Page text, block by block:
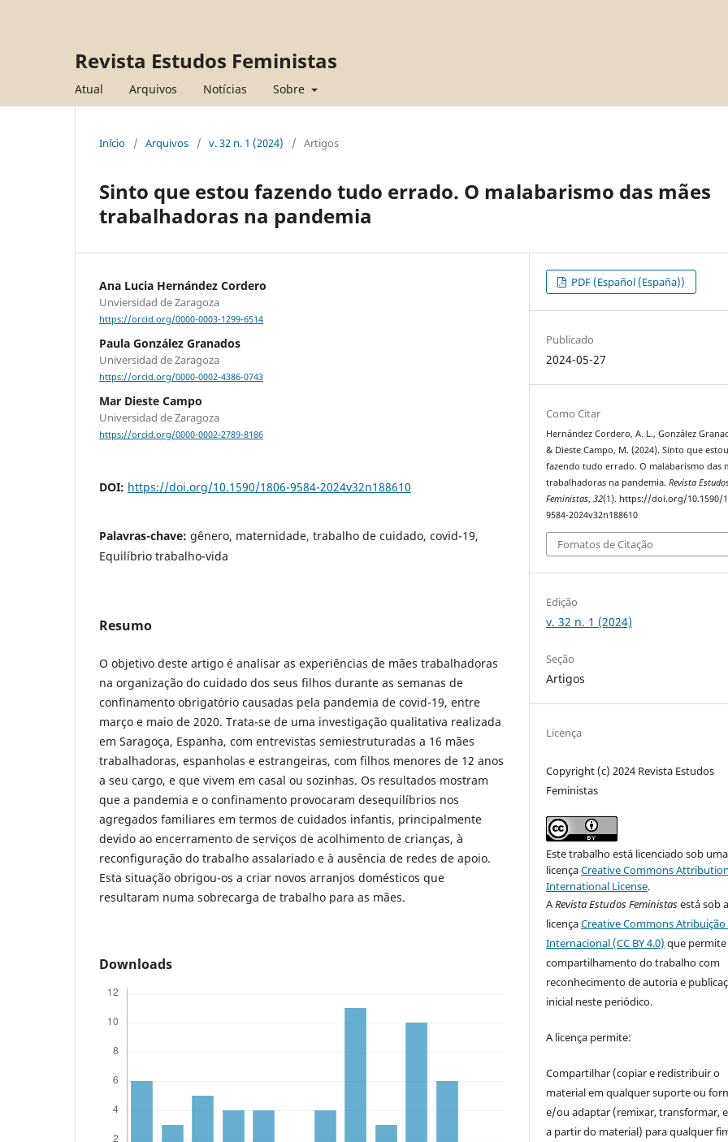
Revista Estudos Feministas
Atual Arquivos Notícias Sobre
Início / Arquivos / v. 32 n. 1 (2024) / Artigos
Sinto que estou fazendo tudo errado. O malabarismo das mães
trabalhadoras na pandemia
Ana Lucia Hernández Cordero
Unviersidad de Zaragoza
https://orcid.org/0000-0003-1299-6514
Paula González Granados
Universidad de Zaragoza
https://orcid.org/0000-0002-4386-0743
Mar Dieste Campo
Universidad de Zaragoza
https://orcid.org/0000-0002-2789-8186
DOI: https://doi.org/10.1590/1806-9584-2024v32n188610
Palavras-chave: gênero, maternidade, trabalho de cuidado, covid-19,
Equilíbrio trabalho-vida
Resumo
O objetivo deste artigo é analisar as experiências de mães trabalhadoras
na organização do cuidado dos seus filhos durante as semanas de
confinamento obrigatório causadas pela pandemia de covid-19, entre
março e maio de 2020. Trata-se de uma investigação qualitativa realizada
em Saragoça, Espanha, com entrevistas semiestruturadas a 16 mães
trabalhadoras, espanholas e estrangeiras, com filhos menores de 12 anos
a seu cargo, e que vivem em casal ou sozinhas. Os resultados mostram
que a pandemia e o confinamento provocaram desequilíbrios nos
agregados familiares em termos de cuidados infantis, principalmente
devido ao encerramento de serviços de acolhimento de crianças, à
reconfiguração do trabalho assalariado e à ausência de redes de apoio.
Esta situação obrigou-os a criar novos arranjos domésticos que
resultaram numa sobrecarga de trabalho para as mães.
Downloads
PDF (Español (España))
Publicado
2024-05-27
Como Citar
Hernández Cordero, A. L., González
& Dieste Campo, M. (2024). Sinto que estou
fazendo tudo errado. O malabarismo das
trabalhadoras na pandemia.Revista
Feministas,32(1). https://doi.org/10.1590/
9584-2024v32n188610
Fomatos de Citação
Edição
v. 32 n. 1 (2024)
Seção
Artigos
Licença
Copyright (c) 2024 Revista Estudos
Feministas
Este trabalho está licenciado sob uma
licençaCreative Commons
International License.
ARevista Estudos Feministasestá sob a
licençaCreative Commons Atribuição
Internacional (CC BY 4.0) que
compartilhamento do trabalho com
reconhecimento de autoria e
inicial neste periódico.
A licença permite:
Compartilhar (copiar e redistribuir o
material em qualquer suporte ou
e/ou adaptar (remixar, transformar,
a partir do material) para qualquer